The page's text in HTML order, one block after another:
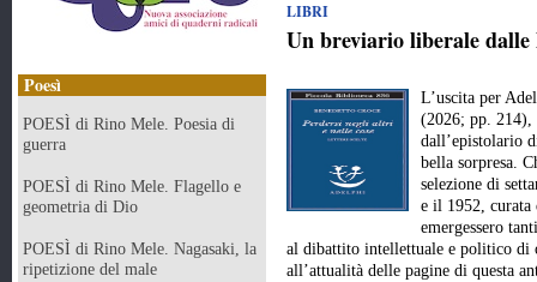
Poesì
POESÌ di Rino Mele. Poesia di
guerra
POESÌ di Rino Mele. Flagello e
geometria di Dio
POESÌ di Rino Mele. Nagasaki, la
ripetizione del male
LIBRI
Un breviario liberale dalle
L’uscita per
(2026; pp. 214),
dall’epistolario
bella sorpresa.
selezione di
e il 1952, curata
emergessero
al dibattito intellettuale e politico di
all’attualità delle pagine di questa